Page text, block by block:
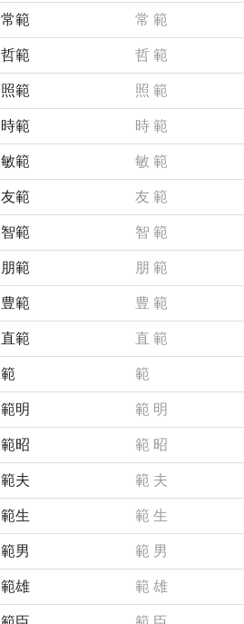
常範 常 範
哲範 哲 範
照範 照 範
時範 時 範
敏範 敏 範
友範 友 範
智範 智 範
朋範 朋 範
豊範 豊 範
直範 直 範
範 範
範明 範 明
範昭 範 昭
範夫 範 夫
範生 範 生
範男 範 男
範雄 範 雄